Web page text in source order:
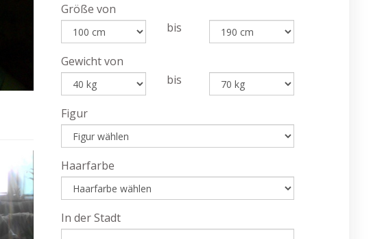
Größe von
bis
Gewicht von
bis
Figur
Haarfarbe
In der Stadt